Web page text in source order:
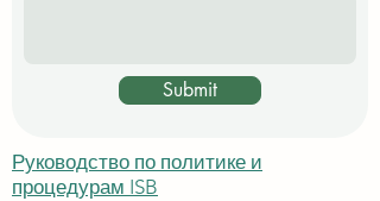
Submit
Руководство по политике и
процедурам ISB